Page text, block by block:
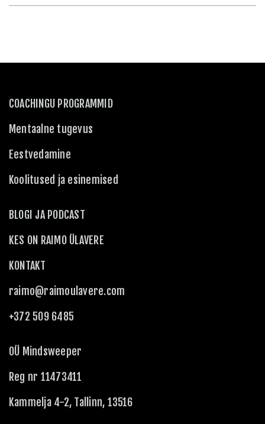
COACHINGU PROGRAMMID
Mentaalne tugevus
Eestvedamine
Koolitused ja esinemised
BLOGI JA PODCAST
KES ON RAIMO ÜLAVERE
KONTAKT
raimo@raimoulavere.com
+372 509 6485
OÜ Mindsweeper
Reg nr 11473411
Kammelja 4-2, Tallinn, 13516